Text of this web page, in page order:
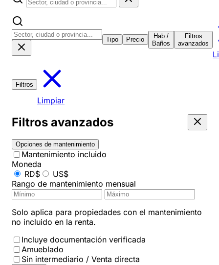
Tipo Precio
Hab /
Baños
Filtros
avanzados
Filtros
Limpiar
Filtros avanzados
Opciones de mantenimiento
Mantenimiento incluido
Moneda
RD$
US$
Rango de mantenimiento mensual
Solo aplica para propiedades con el mantenimiento
no incluido en la renta.
Incluye documentación verificada
Amueblado
Sin intermediario / Venta directa